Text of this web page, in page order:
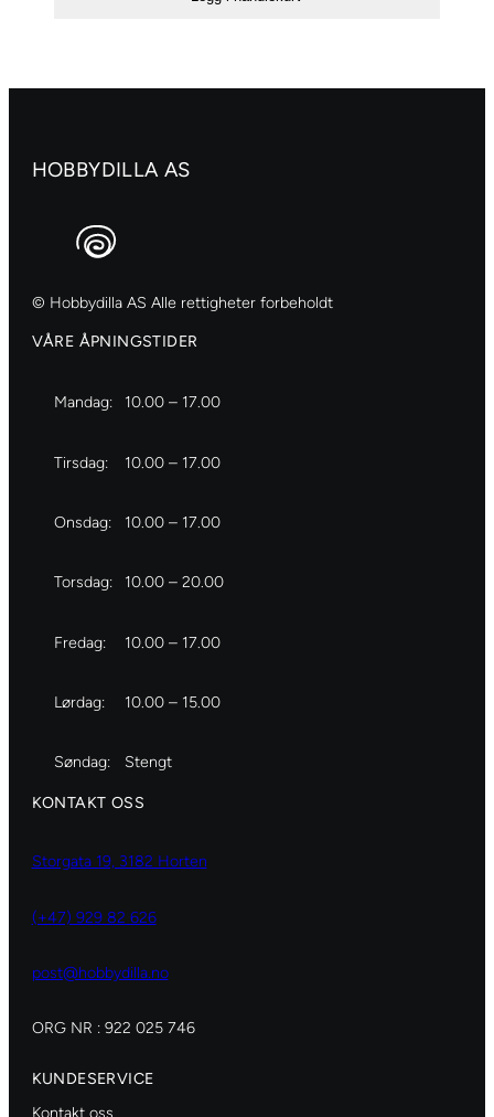
HOBBYDILLA AS
© Hobbydilla AS Alle rettigheter forbeholdt
VÅRE ÅPNINGSTIDER
Mandag: 10.00 – 17.00
Tirsdag: 10.00 – 17.00
Onsdag: 10.00 – 17.00
Torsdag: 10.00 – 20.00
Fredag: 10.00 – 17.00
Lørdag: 10.00 – 15.00
Søndag: Stengt
KONTAKT OSS
Storgata 19, 3182 Horten
(+47) 929 82 626
post@hobbydilla.no
ORG NR : 922 025 746
KUNDESERVICE